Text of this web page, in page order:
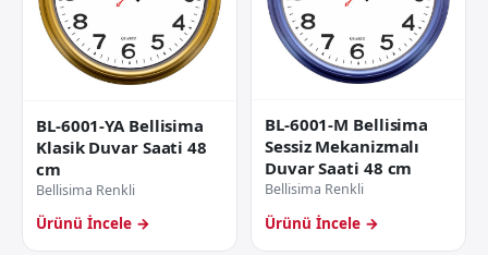
BL-6001-YA Bellisima
Klasik Duvar Saati 48
cm
Bellisima Renkli
Ürünü İncele →
BL-6001-M Bellisima
Sessiz Mekanizmalı
Duvar Saati 48 cm
Bellisima Renkli
Ürünü İncele →